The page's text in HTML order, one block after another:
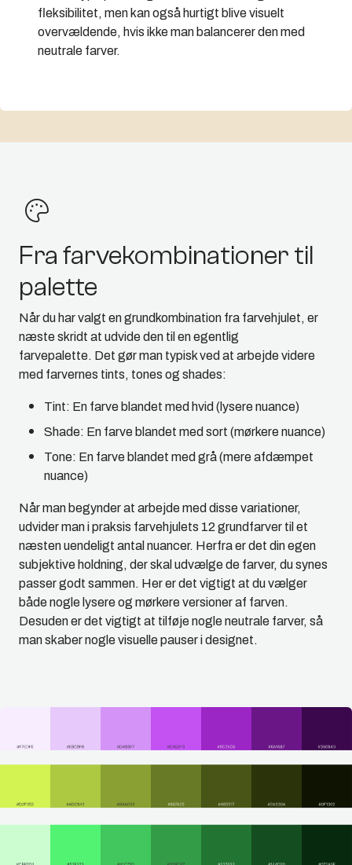
fleksibilitet, men kan også hurtigt blive visuelt
overvældende, hvis ikke man balancerer den med
neutrale farver.
Fra farvekombinationer til
palette
Når du har valgt en grundkombination fra farvehjulet, er
næste skridt at udvide den til en egentlig
farvepalette. Det gør man typisk ved at arbejde videre
med farvernes tints, tones og shades:
Tint: En farve blandet med hvid (lysere nuance)
Shade: En farve blandet med sort (mørkere nuance)
Tone: En farve blandet med grå (mere afdæmpet
nuance)
Når man begynder at arbejde med disse variationer,
udvider man i praksis farvehjulets 12 grundfarver til et
næsten uendeligt antal nuancer. Herfra er det din egen
subjektive holdning, der skal udvælge de farver, du synes
passer godt sammen. Her er det vigtigt at du vælger
både nogle lysere og mørkere versioner af farven.
Desuden er det vigtigt at tilføje nogle neutrale farver, så
man skaber nogle visuelle pauser i designet.